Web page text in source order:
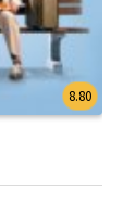
8.80